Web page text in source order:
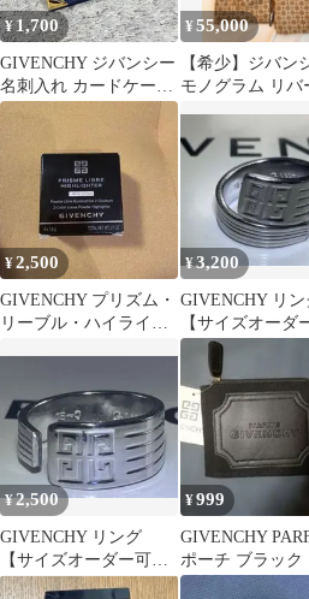
¥ 1,700
GIVENCHY ジバンシー
名刺入れ カードケース
レザー ゴールド金具
¥55,000
【希少】ジバン
モノグラム リバ
¥2,500
GIVENCHY プリズム・
リーブル・ハイライタ
¥3,200
GIVENCHY リン
【サイズオーダ
能・1号〜35号】
¥2,500
GIVENCHY リング
【サイズオーダー可
能・1号〜35号】
¥999
GIVENCHY
ポーチ ブラック